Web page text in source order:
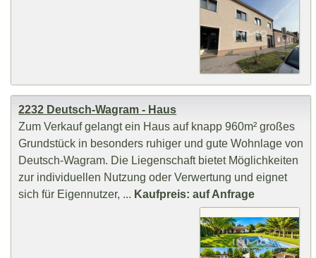
2232 Deutsch-Wagram - Haus
Zum Verkauf gelangt ein Haus auf knapp 960m² großes
Grundstück in besonders ruhiger und gute Wohnlage von
Deutsch-Wagram. Die Liegenschaft bietet Möglichkeiten
zur individuellen Nutzung oder Verwertung und eignet
sich für Eigennutzer, ... Kaufpreis: auf Anfrage